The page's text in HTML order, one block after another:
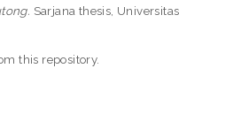
Sarjana thesis, Universitas
this repository.